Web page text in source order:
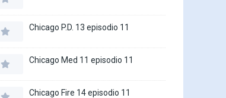
Chicago P.D. 13 episodio 11
Chicago Med 11 episodio 11
Chicago Fire 14 episodio 11